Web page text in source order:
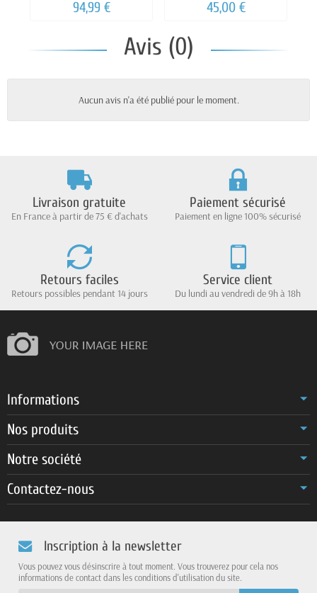
94,99 € 45,00 €
Avis (0)
Aucun avis n'a été publié pour le moment.
Livraison gratuite
En France à partir de 75 € d'achats
Paiement sécurisé
Paiement en ligne 100% sécurisé
Retours faciles
Retours possibles pendant 14 jours
Service client
Du lundi au vendredi de 9h à 18h
Informations
Nos produits
Notre société
Contactez-nous
Inscription à la newsletter
Vous pouvez vous désinscrire à tout moment. Vous trouverez pour cela nos
informations de contact dans les conditions d'utilisation du site.